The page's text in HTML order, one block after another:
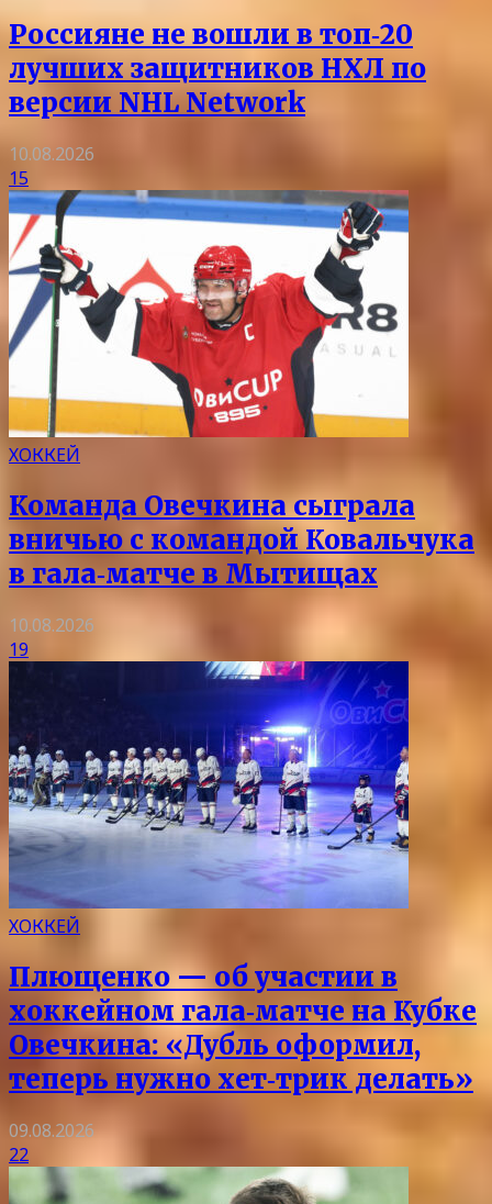
Россияне не вошли в топ‑20
лучших защитников НХЛ по
версии NHL Network
10.08.2026
15
ХОККЕЙ
Команда Овечкина сыграла
вничью с командой Ковальчука
в гала‑матче в Мытищах
10.08.2026
19
ХОККЕЙ
Плющенко — об участии в
хоккейном гала‑матче на Кубке
Овечкина: «Дубль оформил,
теперь нужно хет‑трик делать»
09.08.2026
22